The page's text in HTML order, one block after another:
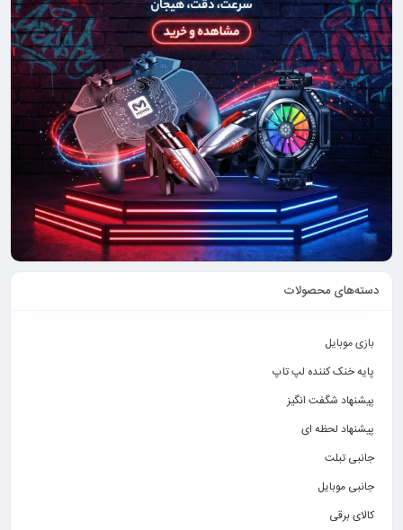
دسته‌های محصولات
بازی موبایل
پایه خنک کننده لپ تاپ
پیشنهاد شگفت انگیز
پیشنهاد لحظه ای
جانبی تبلت
جانبی موبایل
کالای برقی